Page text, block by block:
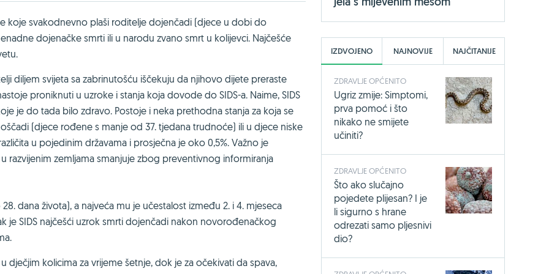
koje svakodnevno plaši roditelje dojenčadi (djece u dobi do
dojenačke smrti ili u narodu zvano smrt u kolijevci. Najčešće
diljem svijeta sa zabrinutošću iščekuju da njihovo dijete preraste
proniknuti u uzroke i stanja koja dovode do SIDS-a. Naime, SIDS
je do tada bilo zdravo. Postoje i neka prethodna stanja za koja se
(djece rođene s manje od 37. tjedana trudnoće) ili u djece niske
u pojedinim državama i prosječna je oko 0,5%. Važno je
razvijenim zemljama smanjuje zbog preventivnog informiranja
dana života), a najveća mu je učestalost između 2. i 4. mjeseca
je SIDS najčešći uzrok smrti dojenčadi nakon novorođenačkog
dječjim kolicima za vrijeme šetnje, dok je za očekivati da spava,
IZDVOJENO NAJNOVIJE NAJČITANIJE
ZDRAVLJE OPĆENITO
Ugriz zmije: Simptomi,
prva pomoć i što
nikako ne smijete
učiniti?
ZDRAVLJE OPĆENITO
Što ako slučajno
pojedete plijesan? I je
li sigurno s hrane
odrezati samo pljesnivi
dio?